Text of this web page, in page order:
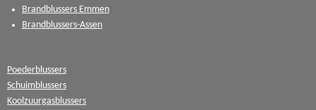
Brandblussers Emmen
Brandblussers-Assen
Poederblussers
Schuimblussers
Koolzuurgasblussers